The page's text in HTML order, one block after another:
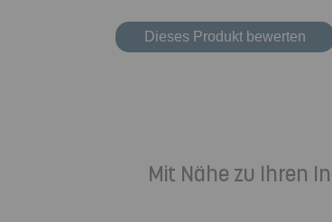
Dieses Produkt bewerten
Mit Nähe zu Ihren